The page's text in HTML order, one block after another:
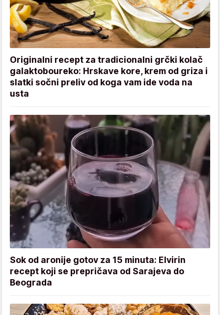
Originalni recept za tradicionalni grčki kolač
galaktoboureko: Hrskave kore, krem od griza i
slatki sočni preliv od koga vam ide voda na
usta
Sok od aronije gotov za 15 minuta: Elvirin
recept koji se prepričava od Sarajeva do
Beograda